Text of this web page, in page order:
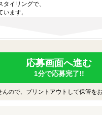
イリングで、
ます。
応募画面へ進む
1分で応募完了!!
ので、プリントアウトして保管をお